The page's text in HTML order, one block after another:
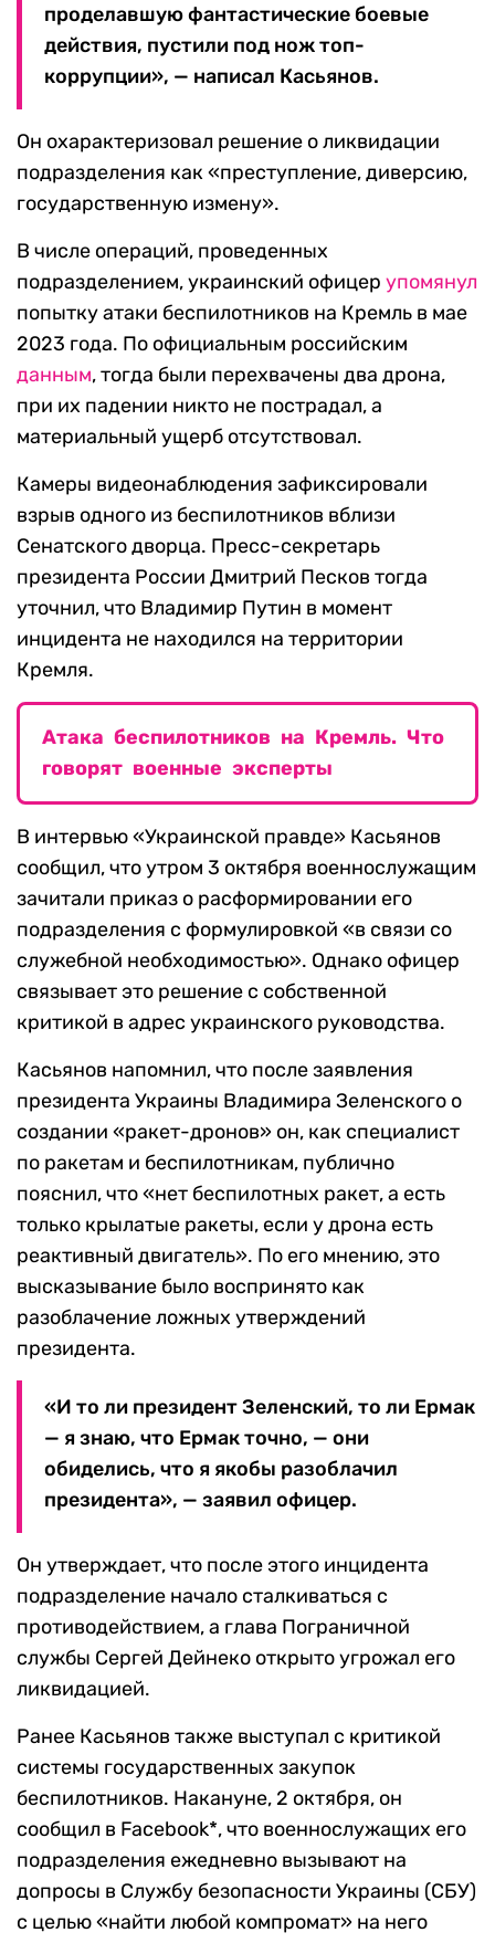
проделавшую фантастические боевые
действия, пустили под нож топ-
коррупции», — написал Касьянов.
Он охарактеризовал решение о ликвидации
подразделения как «преступление, диверсию,
государственную измену».
В числе операций, проведенных
подразделением, украинский офицер упомянул
попытку атаки беспилотников на Кремль в мае
2023 года. По официальным российским
данным, тогда были перехвачены два дрона,
при их падении никто не пострадал, а
материальный ущерб отсутствовал.
Камеры видеонаблюдения зафиксировали
взрыв одного из беспилотников вблизи
Сенатского дворца. Пресс-секретарь
президента России Дмитрий Песков тогда
уточнил, что Владимир Путин в момент
инцидента не находился на территории
Кремля.
Атака беспилотников на Кремль. Что
говорят военные эксперты
В интервью «Украинской правде» Касьянов
сообщил, что утром 3 октября военнослужащим
зачитали приказ о расформировании его
подразделения с формулировкой «в связи со
служебной необходимостью». Однако офицер
связывает это решение с собственной
критикой в адрес украинского руководства.
Касьянов напомнил, что после заявления
президента Украины Владимира Зеленского о
создании «ракет-дронов» он, как специалист
по ракетам и беспилотникам, публично
пояснил, что «нет беспилотных ракет, а есть
только крылатые ракеты, если у дрона есть
реактивный двигатель». По его мнению, это
высказывание было воспринято как
разоблачение ложных утверждений
президента.
«И то ли президент Зеленский, то ли Ермак
— я знаю, что Ермак точно, — они
обиделись, что я якобы разоблачил
президента», — заявил офицер.
Он утверждает, что после этого инцидента
подразделение начало сталкиваться с
противодействием, а глава Пограничной
службы Сергей Дейнеко открыто угрожал его
ликвидацией.
Ранее Касьянов также выступал с критикой
системы государственных закупок
беспилотников. Накануне, 2 октября, он
сообщил в Facebook*, что военнослужащих его
подразделения ежедневно вызывают на
допросы в Службу безопасности Украины (СБУ)
с целью «найти любой компромат» на него